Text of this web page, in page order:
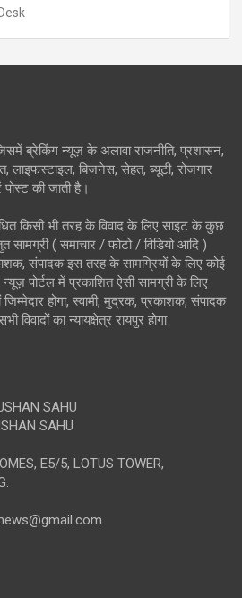
ब्रेकिंग न्यूज़ के अलावा राजनीति, प्रशासन,
लाइफस्टाइल, बिजनेस, सेहत, ब्यूटी, रोजगार
की जाती है।
किसी भी तरह के विवाद के लिए साइट के कुछ
सामग्री ( समाचार / फोटो / विडियो आदि )
संपादक इस तरह के सामग्रियों के लिए कोई
पोर्टल में प्रकाशित ऐसी सामग्री के लिए
होगा, स्वामी, मुद्रक, प्रकाशक, संपादक
विवादों का न्यायक्षेत्र रायपुर होगा
SAHU
SAHU
E5/5, LOTUS TOWER,